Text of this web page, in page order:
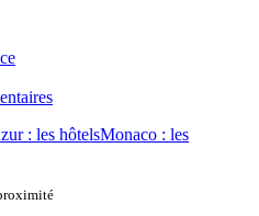
: les hôtelsMonaco : les